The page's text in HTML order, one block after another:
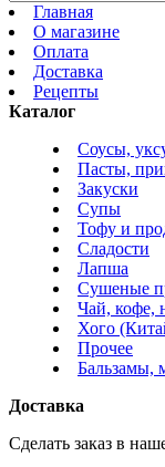
Главная
О магазине
Оплата
Доставка
Рецепты
Каталог
Соусы,
Пасты,
Закуски
Супы
Тофу и
Сладости
Лапша
Сушеные
Чай, кофе,
Хого
Прочее
Бальзамы,
Доставка
Сделать заказ в